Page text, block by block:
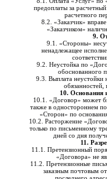
предоплаты за
расчетного
8.2. «Заказчик»
«Заказчиком»
9.
9.1. «Стороны»
ненадлежащее
9.2. Неустойка по
обоснованного
9.3. Выплата неустойки
10. Основания
10.1. «Договор» может
также в одностороннем
«Сторон» по
10.2. Расторжение
только по письменному
дней со дня
11.
11.1. Претензионный
«Договора» не
11.2. Претензионные
заказным почтовым